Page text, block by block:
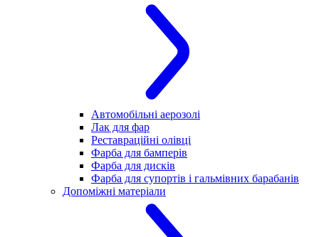
Автомобільні аерозолі
Лак для фар
Реставраційні олівці
Фарба для бамперів
Фарба для дисків
Фарба для супортів і гальмівних барабанів
Допоміжні матеріали